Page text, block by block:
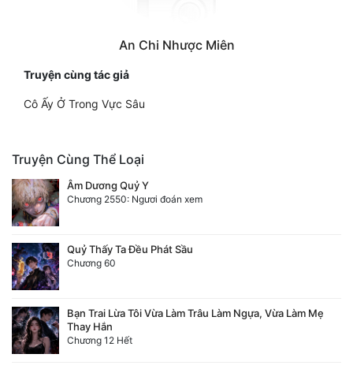
An Chi Nhược Miên
Truyện cùng tác giả
Cô Ấy Ở Trong Vực Sâu
Truyện Cùng Thể Loại
Âm Dương Quỷ Y
Chương 2550: Ngươi đoán xem
Quỷ Thấy Ta Đều Phát Sầu
Chương 60
Bạn Trai Lừa Tôi Vừa Làm Trâu Làm Ngựa, Vừa Làm Mẹ
Thay Hắn
Chương 12 Hết